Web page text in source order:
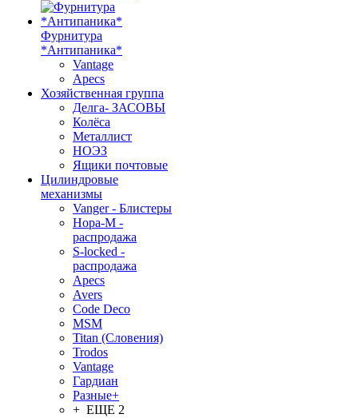
Фурнитура
*Антипаника*
Vantage
Apecs
Хозяйственная группа
Делга- ЗАСОВЫ
Колёса
Металлист
НОЭЗ
Ящики почтовые
Цилиндровые
механизмы
Vanger - Блистеры
Нора-М -
распродажа
S-locked -
распродажа
Apecs
Avers
Code Deco
MSM
Titan (Словения)
Trodos
Vantage
Гардиан
Разные+
+ ЕЩЕ 2